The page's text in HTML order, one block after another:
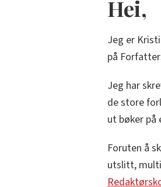
Hei,
Jeg er
på
Jeg har
de store
ut bøker på
Foruten å
utslitt,